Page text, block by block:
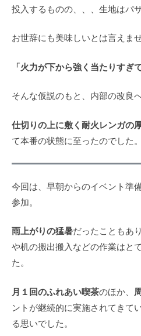
投入するものの、、、生地はパ
お世辞にも美味しいとは言えま
「火力が下から強く当たりすぎ
そんな仮説のもと、内部の改良へ
仕切りの上に敷く耐火レンガの
て本番の状態に至ったのでした。
今回は、早朝からのイベント準
参加。
雨上がりの猛暑だったこともあ
や机の搬出搬入などの作業はと
た。
月１回のふれあい喫茶のほか、
ントが継続的に実施されてきて
る思いでした。